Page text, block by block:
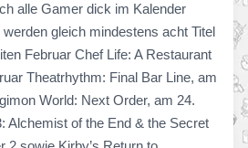
alle Gamer dick im Kalender
gleich mindestens acht Titel
Februar Chef Life: A Restaurant
Theatrhythm: Final Bar Line, am
World: Next Order, am 24.
Alchemist of the End & the Secret